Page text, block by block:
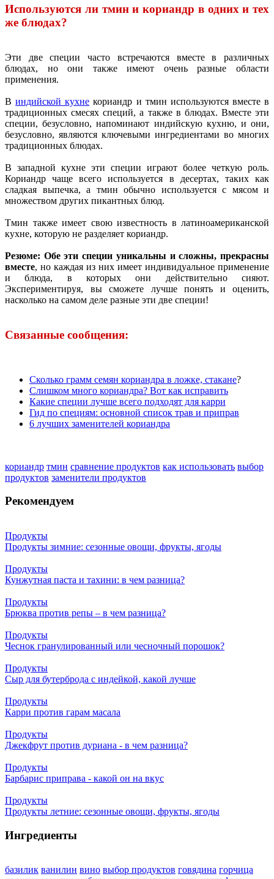
Используются ли тмин и кориандр в одних и тех
же блюдах?
Эти две специи часто встречаются вместе в различных
блюдах, но они также имеют очень разные области
применения.
Виндийской кухне кориандр и тмин используются вместе в
традиционных смесях специй, а также в блюдах. Вместе эти
специи, безусловно, напоминают индийскую кухню, и они,
безусловно, являются ключевыми ингредиентами во многих
традиционных блюдах.
В западной кухне эти специи играют более четкую роль.
Кориандр чаще всего используется в десертах, таких как
сладкая выпечка, а тмин обычно используется с мясом и
множеством других пикантных блюд.
Тмин также имеет свою известность в латиноамериканской
кухне, которую не разделяет кориандр.
Резюме: Обе эти специи уникальны и сложны, прекрасны
вместе, но каждая из них имеет индивидуальное применение
и блюда, в которых они действительно сияют.
Экспериментируя, вы сможете лучше понять и оценить,
насколько на самом деле разные эти две специи!
Связанные сообщения:
Сколько грамм семян кориандра в ложке, стакане?
Слишком много кориандра? Вот как исправить
Какие специи лучше всего подходят для карри
Гид по специям: основной список трав и приправ
6 лучших заменителей кориандра
кориандр тмин сравнение продуктов как использовать выбор
продуктов заменители продуктов
Рекомендуем
Продукты
Продукты зимние: сезонные овощи, фрукты, ягоды
Продукты
Кунжутная паста и тахини: в чем разница?
Продукты
Брюква против репы – в чем разница?
Продукты
Чеснок гранулированный или чесночный порошок?
Продукты
Сыр для бутерброда с индейкой, какой лучше
Продукты
Карри против гарам масала
Продукты
Джекфрут против дуриана - в чем разница?
Продукты
Барбарис приправа - какой он на вкус
Продукты
Продукты летние: сезонные овощи, фрукты, ягоды
Ингредиенты
базилик ванилин вино выбор продуктов говядина горчица